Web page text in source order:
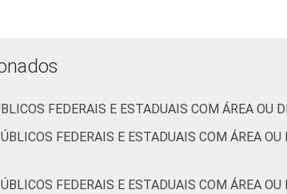
FEDERAIS E ESTADUAIS COM ÁREA OU
FEDERAIS E ESTADUAIS COM ÁREA
FEDERAIS E ESTADUAIS COM ÁREA